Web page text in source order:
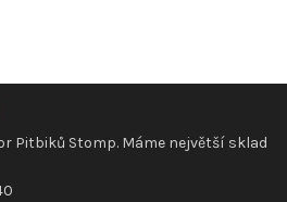
Pitbiků Stomp. Máme největší sklad